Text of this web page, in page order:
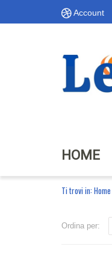
Account
HOME
Ti trovi in: Home
Ordina per: